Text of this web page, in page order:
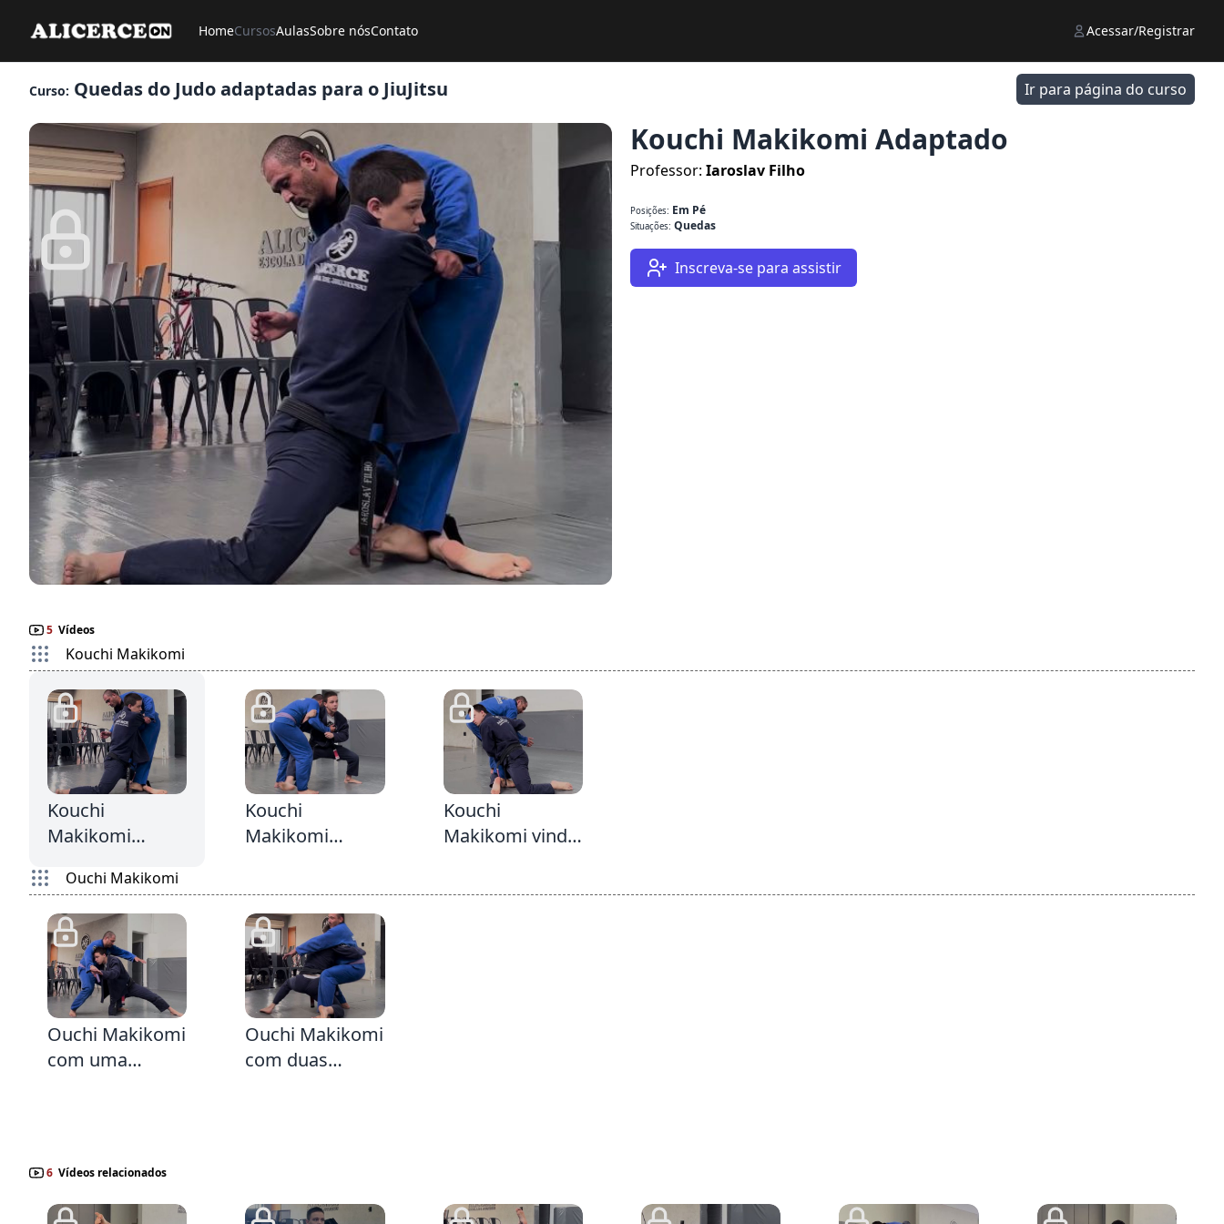
HomeCursosAulasSobre nósContato Acessar/Registrar
Curso: Quedas do Judo adaptadas para o JiuJitsu Ir para página do curso
Kouchi Makikomi Adaptado
Professor: Iaroslav Filho
Posições: Em Pé
Situações: Quedas
Inscreva-se para assistir
5 Vídeos
Kouchi Makikomi
Kouchi
Makikomi
Kouchi
Makikomi
Nage
Kouchi
Makikomi vindo
Ouchi Makikomi
Ouchi Makikomi
com uma
Ouchi Makikomi
com duas
6 Vídeos relacionados